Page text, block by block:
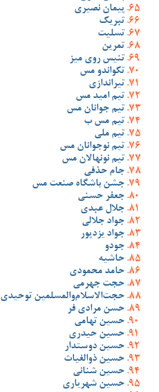
پیمان نصیری
تبریک
تسلیت
تمرین
تنیس روی میز
تکواندو مس
تیراندازی
تیم امید مس
تیم جوانان مس
تیم مس ب
تیم ملی
تیم نوجوانان مس
تیم نونهالان مس
جام حذفی
جشن باشگاه صنعت مس
جعفر حسنی
جلال عبدی
جواد جلالی
جواد یزدپور
جودو
حاشیه
حامد محمودی
حجت جهرمی
حجت‌الاسلام‌والمسلمین توحیدی
حسن مرادی فر
حسین تهامی
حسین حیدری
حسین دوستدار
حسین ذوالغیاث
حسین شنانی
حسین شهریاری